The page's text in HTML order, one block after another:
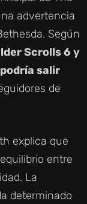
advertencia
Según
Scrolls 6 y
salir
de
explica que
entre
La
determinado